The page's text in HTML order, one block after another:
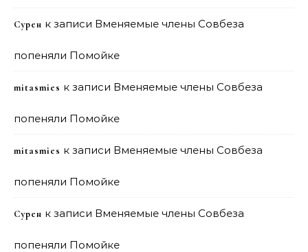
Сурен к записи Вменяемые члены Совбеза
попеняли Помойке
mitasmies к записи Вменяемые члены Совбеза
попеняли Помойке
mitasmies к записи Вменяемые члены Совбеза
попеняли Помойке
Сурен к записи Вменяемые члены Совбеза
попеняли Помойке